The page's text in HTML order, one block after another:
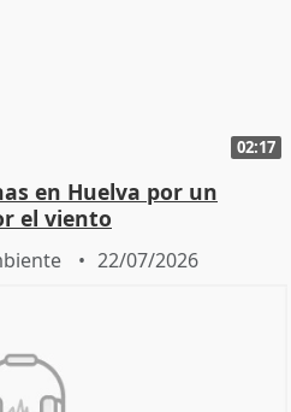
02:17
en Huelva por un
el viento
22/07/2026